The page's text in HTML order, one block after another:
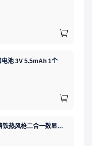
池 3V 5.5mAh 1个
Bakon(深圳白光)，恒温电烙铁热风枪二合一数显可调温大功率无铅拆焊台，BK881（新老款交替发货）